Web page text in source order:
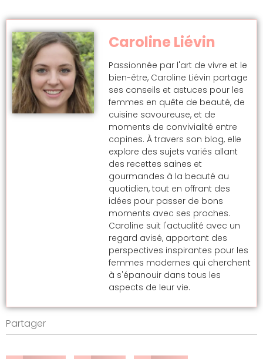
Caroline Liévin
Passionnée par l'art de vivre et le
bien-être, Caroline Liévin partage
ses conseils et astuces pour les
femmes en quête de beauté, de
cuisine savoureuse, et de
moments de convivialité entre
copines. À travers son blog, elle
explore des sujets variés allant
des recettes saines et
gourmandes à la beauté au
quotidien, tout en offrant des
idées pour passer de bons
moments avec ses proches.
Caroline suit l'actualité avec un
regard avisé, apportant des
perspectives inspirantes pour les
femmes modernes qui cherchent
à s'épanouir dans tous les
aspects de leur vie.
Partager